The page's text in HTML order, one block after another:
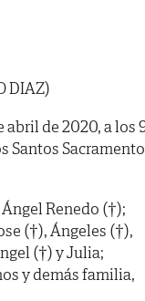
DIAZ)
abril de 2020, a los
Santos
Renedo (†);
(†), Ángeles (†),
(†) y Julia;
y demás familia,